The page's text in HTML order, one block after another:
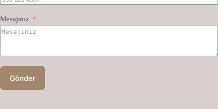
Mesajınız
Gönder